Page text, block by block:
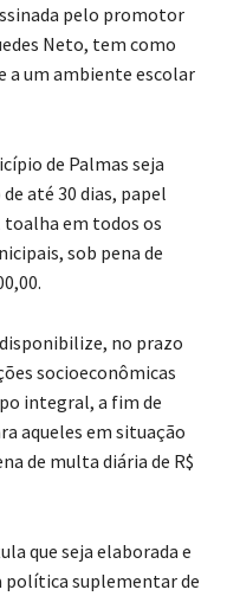
pelo promotor
Neto, tem como
a um ambiente escolar
de Palmas seja
até 30 dias, papel
em todos os
sob pena de
no prazo
socioeconômicas
integral, a fim de
aqueles em situação
de multa diária de R$
que seja elaborada e
suplementar de